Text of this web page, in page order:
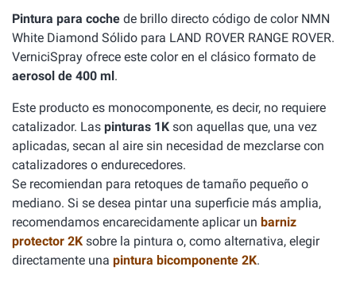
Pintura para coche de brillo directo código de color NMN
White Diamond Sólido para LAND ROVER RANGE ROVER.
VerniciSpray ofrece este color en el clásico formato de
aerosol de 400 ml.
Este producto es monocomponente, es decir, no requiere
catalizador. Las pinturas 1K son aquellas que, una vez
aplicadas, secan al aire sin necesidad de mezclarse con
catalizadores o endurecedores.
Se recomiendan para retoques de tamaño pequeño o
mediano. Si se desea pintar una superficie más amplia,
recomendamos encarecidamente aplicar un barniz
protector 2K sobre la pintura o, como alternativa, elegir
directamente una pintura bicomponente 2K.